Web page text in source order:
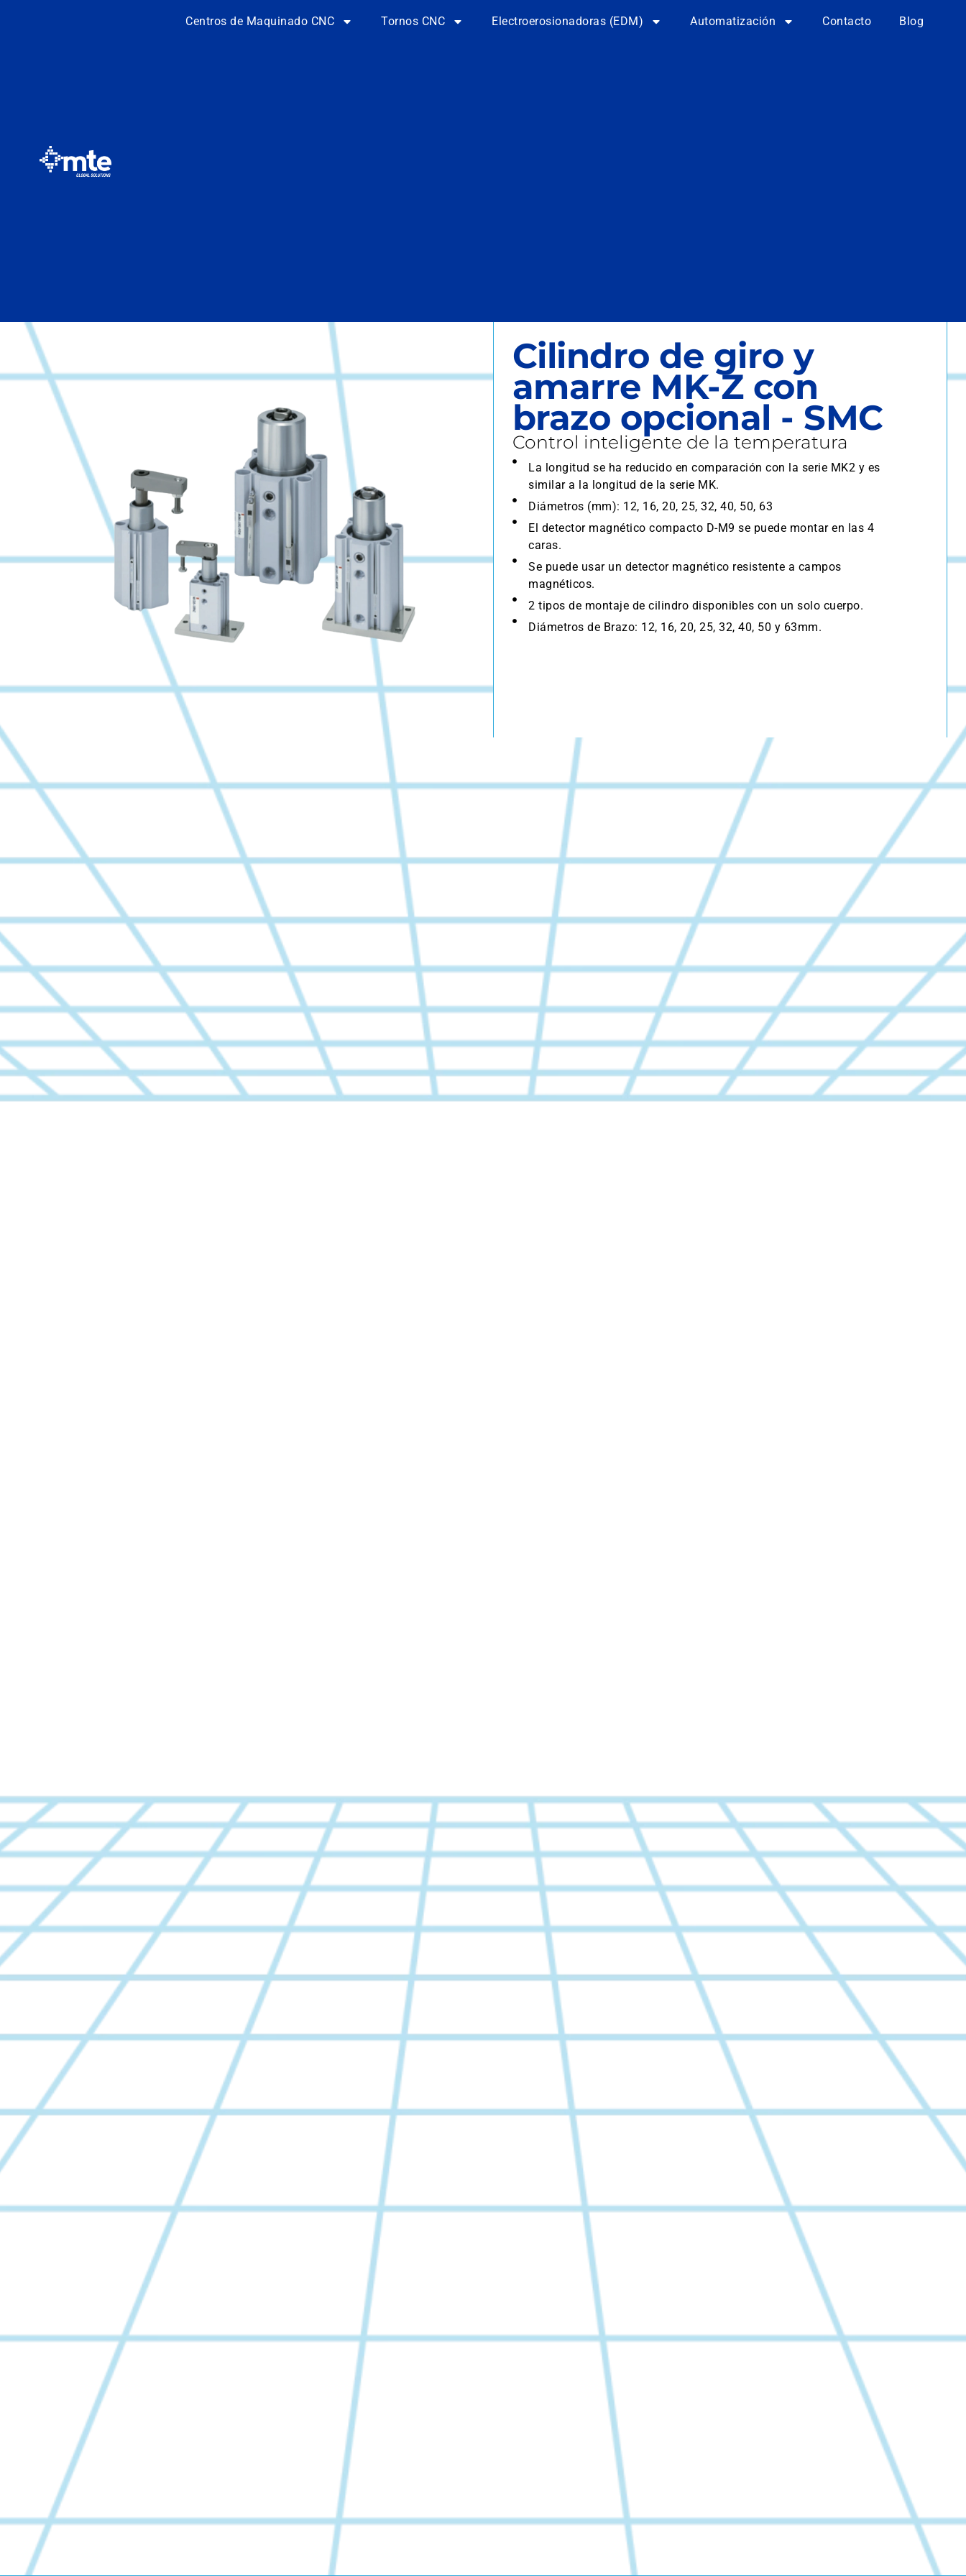
Centros de Maquinado CNC Tornos CNC Electroerosionadoras (EDM) Automatización Contacto Blog
Cilindro de giro y
amarre MK-Z con
brazo opcional - SMC
Control inteligente de la temperatura
La longitud se ha reducido en comparación con la serie MK2 y es
similar a la longitud de la serie MK.
Diámetros (mm): 12, 16, 20, 25, 32, 40, 50, 63
El detector magnético compacto D-M9 se puede montar en las 4
caras.
Se puede usar un detector magnético resistente a campos
magnéticos.
2 tipos de montaje de cilindro disponibles con un solo cuerpo.
Diámetros de Brazo: 12, 16, 20, 25, 32, 40, 50 y 63mm.